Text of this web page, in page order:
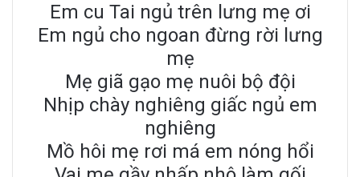
Em cu Tai ngủ trên lưng mẹ ơi
Em ngủ cho ngoan đừng rời lưng
mẹ
Mẹ giã gạo mẹ nuôi bộ đội
Nhịp chày nghiêng giấc ngủ em
nghiêng
Mồ hôi mẹ rơi má em nóng hổi